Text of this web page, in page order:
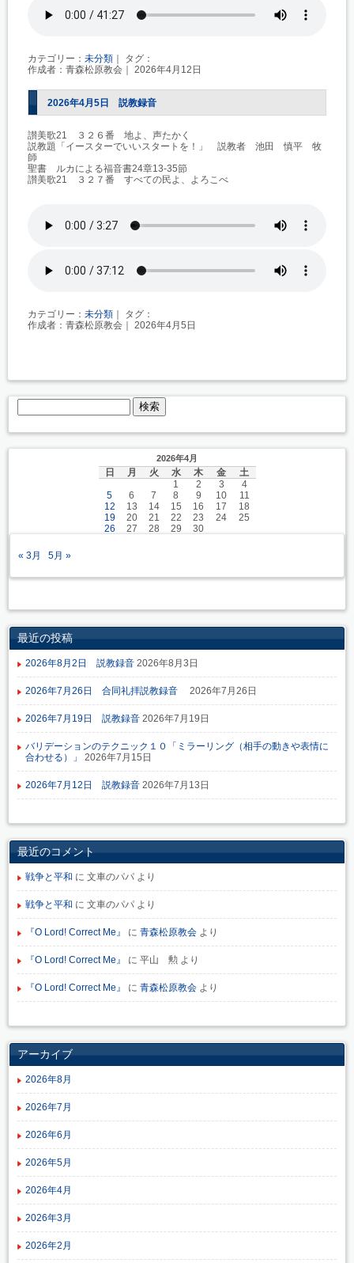
カテゴリー： 未分類 ｜ タグ：
作成者：青森松原教会｜ 2026年4月12日
2026年4月5日 説教録音
讃美歌21 ３２６番 地よ、声たかく
説教題「イースターでいいスタートを！」 説教者 池田 慎平 牧
師
聖書 ルカによる福音書24章13-35節
讃美歌21 ３２７番 すべての民よ、よろこべ
カテゴリー： 未分類 ｜ タグ：
作成者：青森松原教会｜ 2026年4月5日
2026年4月
日 月 火 水 木 金
土
1
2 3
4
5
6 7 8 9 10
11
12
13 14 15 16 17
18
19
20 21 22 23 24
25
26
27 28 29 30
« 3月 5月 »
最近の投稿
2026年8月2日 説教録音 2026年8月3日
2026年7月26日 合同礼拝説教録音 2026年7月26日
2026年7月19日 説教録音 2026年7月19日
バリデーションのテクニック１０「ミラーリング（相手の動きや表情に
合わせる）」
2026年7月15日
2026年7月12日 説教録音 2026年7月13日
最近のコメント
戦争と平和 に 文車のパパ より
戦争と平和 に 文車のパパ より
『O Lord! Correct Me』 に 青森松原教会 より
『O Lord! Correct Me』 に 平山 勲 より
『O Lord! Correct Me』 に 青森松原教会 より
アーカイブ
2026年8月
2026年7月
2026年6月
2026年5月
2026年4月
2026年3月
2026年2月